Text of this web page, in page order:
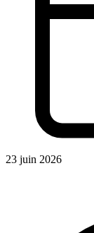
23 juin 2026